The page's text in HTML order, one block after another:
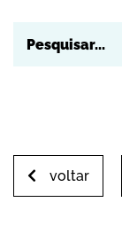
voltar